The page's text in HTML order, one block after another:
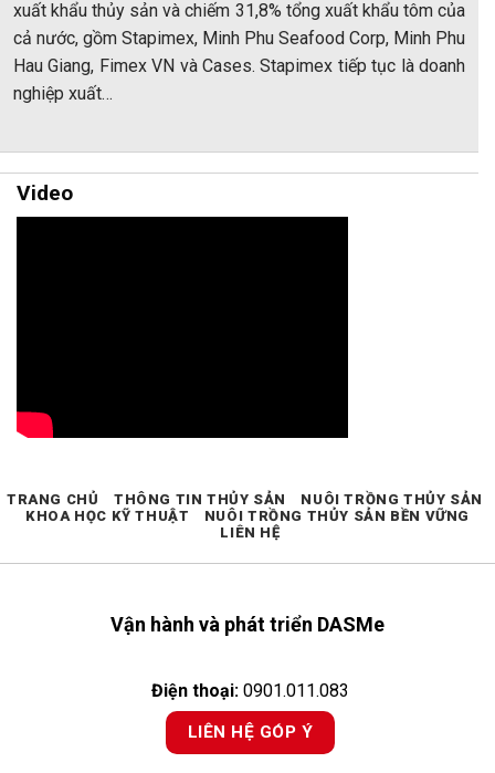
xuất khẩu thủy sản và chiếm 31,8% tổng xuất khẩu tôm của
cả nước, gồm Stapimex, Minh Phu Seafood Corp, Minh Phu
Hau Giang, Fimex VN và Cases. Stapimex tiếp tục là doanh
nghiệp xuất…
Video
Vận hành và phát triển DASMe
Điện thoại: 0901.011.083
LIÊN HỆ GÓP Ý
TRANG CHỦ THÔNG TIN THỦY SẢN
NUÔI TRỒNG THỦY SẢN
KHOA HỌC KỸ THUẬT
NUÔI TRỒNG THỦY SẢN BỀN VỮNG
LIÊN HỆ